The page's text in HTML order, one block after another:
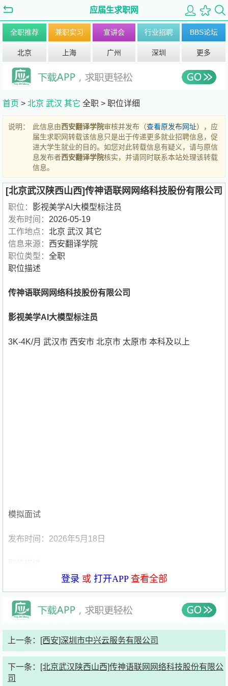
应届生求职网
全职推荐 兼职实习 宣讲会 行业招聘 BBS论坛
北京 上海 广州 深圳 更多
首页 > 北京 武汉 其它 全职 > 职位详细
说明： 此信息由西安翻译学院审核并发布（查看原发布网址），应
届生求职网转载该信息只是出于传递更多就业招聘信息，促
进大学生就业的目的。如您对此转载信息有疑义，请与原信
息发布者西安翻译学院核实，并请同时联系本站处理该转载
信息。
[北京武汉陕西山西]传神语联网网络科技股份有限公司
职位： 影视美学AI大模型标注员
发布时间： 2026-05-19
工作地点： 北京 武汉 其它
信息来源： 西安翻译学院
职位类型： 全职
职位描述
传神语联网网络科技股份有限公司
影视美学AI大模型标注员
3K-4K/月 武汉市 西安市 北京市 太原市 本科及以上
模拟面试
发布时间：2026年5月18日
1. 严格按照公司制定的美学标注规范、评分标准，完成图
局、色彩搭配、光影质感、风格调性、视觉协调性、审美质
感等核心维度。
2. 对AI生成内容、原始视觉素材进行审美评级、标签标注、
登录 或 打开APP查看全部
上一条： [西安]深圳市中兴云服务有限公司
下一条：
[北京武汉陕西山西]传神语联网网络科技股份有限公
司